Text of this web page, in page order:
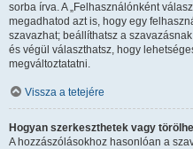
sorba írva. A „Felhasználónként
megadhatod azt is, hogy egy
szavazhat; beállíthatsz a
és végül választhatsz, hogy
megváltoztatatni.
Vissza a tetejére
Hogyan szerkeszthetek vagy
A hozzászólásokhoz hasonlóan a